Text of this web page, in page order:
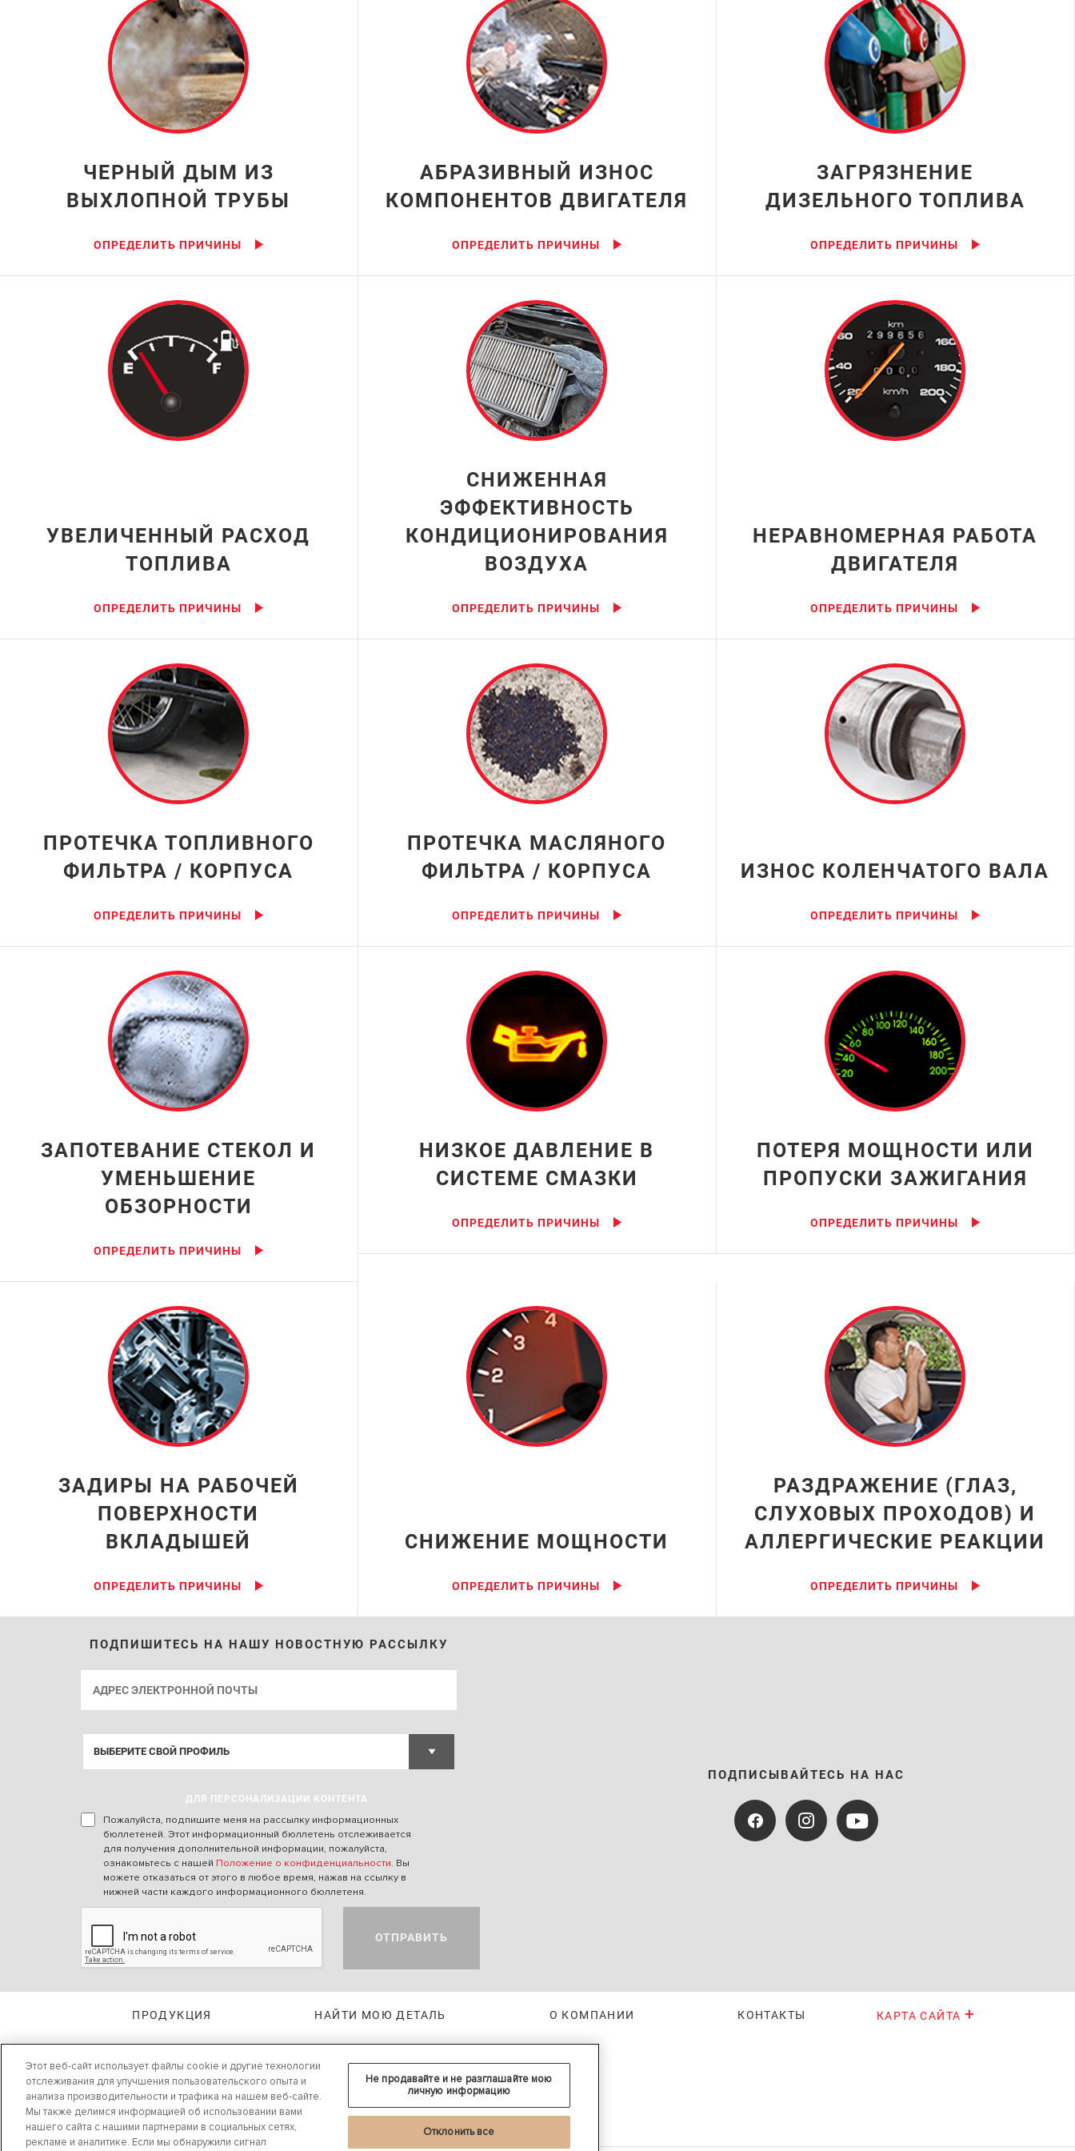
ЧЕРНЫЙ ДЫМ ИЗ
ВЫХЛОПНОЙ ТРУБЫ
ОПРЕДЕЛИТЬ ПРИЧИНЫ
АБРАЗИВНЫЙ ИЗНОС
КОМПОНЕНТОВ ДВИГАТЕЛЯ
ОПРЕДЕЛИТЬ ПРИЧИНЫ
ЗАГРЯЗНЕНИЕ
ДИЗЕЛЬНОГО ТОПЛИВА
ОПРЕДЕЛИТЬ ПРИЧИНЫ
УВЕЛИЧЕННЫЙ РАСХОД
ТОПЛИВА
ОПРЕДЕЛИТЬ ПРИЧИНЫ
СНИЖЕННАЯ
ЭФФЕКТИВНОСТЬ
КОНДИЦИОНИРОВАНИЯ
ВОЗДУХА
ОПРЕДЕЛИТЬ ПРИЧИНЫ
НЕРАВНОМЕРНАЯ РАБОТА
ДВИГАТЕЛЯ
ОПРЕДЕЛИТЬ ПРИЧИНЫ
ПРОТЕЧКА ТОПЛИВНОГО
ФИЛЬТРА / КОРПУСА
ОПРЕДЕЛИТЬ ПРИЧИНЫ
ПРОТЕЧКА МАСЛЯНОГО
ФИЛЬТРА / КОРПУСА
ОПРЕДЕЛИТЬ ПРИЧИНЫ
ИЗНОС КОЛЕНЧАТОГО ВАЛА
ОПРЕДЕЛИТЬ ПРИЧИНЫ
ЗАПОТЕВАНИЕ СТЕКОЛ И
УМЕНЬШЕНИЕ
ОБЗОРНОСТИ
ОПРЕДЕЛИТЬ ПРИЧИНЫ
НИЗКОЕ ДАВЛЕНИЕ В
СИСТЕМЕ СМАЗКИ
ОПРЕДЕЛИТЬ ПРИЧИНЫ
ПОТЕРЯ МОЩНОСТИ ИЛИ
ПРОПУСКИ ЗАЖИГАНИЯ
ОПРЕДЕЛИТЬ ПРИЧИНЫ
ЗАДИРЫ НА РАБОЧЕЙ
ПОВЕРХНОСТИ
ВКЛАДЫШЕЙ
ОПРЕДЕЛИТЬ ПРИЧИНЫ
СНИЖЕНИЕ МОЩНОСТИ
ОПРЕДЕЛИТЬ ПРИЧИНЫ
РАЗДРАЖЕНИЕ (ГЛАЗ,
СЛУХОВЫХ ПРОХОДОВ) И
АЛЛЕРГИЧЕСКИЕ РЕАКЦИИ
ОПРЕДЕЛИТЬ ПРИЧИНЫ
ПОДПИШИТЕСЬ НА НАШУ НОВОСТНУЮ РАССЫЛКУ
ДЛЯ ПЕРСОНАЛИЗАЦИИ КОНТЕНТА
Пожалуйста, подпишите меня на рассылку информационных
бюллетеней. Этот информационный бюллетень отслеживается
для получения дополнительной информации, пожалуйста,
ознакомьтесь с нашей Положение о конфиденциальности. Вы
можете отказаться от этого в любое время, нажав на ссылку в
нижней части каждого информационного бюллетеня.
ОТПРАВИТЬ
ПОДПИСЫВАЙТЕСЬ НА НАС
ПРОДУКЦИЯ НАЙТИ МОЮ ДЕТАЛЬ О КОМПАНИИ КОНТАКТЫ КАРТА САЙТА
Этот веб-сайт использует файлы cookie и другие технологии
отслеживания для улучшения пользовательского опыта и
анализа производительности и трафика на нашем веб-сайте.
Мы также делимся информацией об использовании вами
нашего сайта с нашими партнерами в социальных сетях,
рекламе и аналитике. Если мы обнаружили сигнал
Не продавайте и не разглашайте мою
личную информацию
Отклонить все